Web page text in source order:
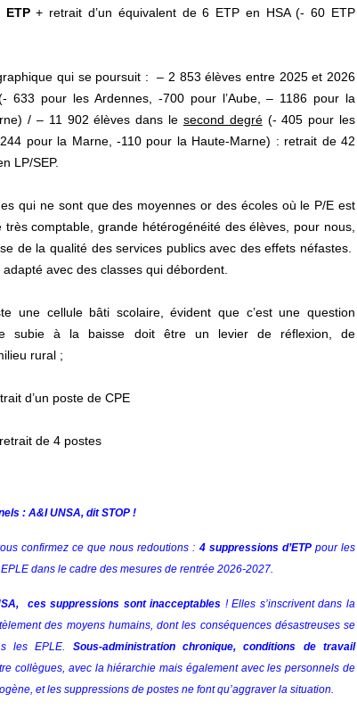
ETP+ retrait d’un équivalent de 6 ETP en HSA (- 60 ETP
qui se poursuit : – 2 853 élèves entre 2025 et 2026
633 pour les Ardennes, -700 pour l’Aube, – 1186 pour la
/ – 11 902 élèves dans le second degré(- 405 pour les
pour la Marne, -110 pour la Haute-Marne) : retrait de 42
LP/SEP.
qui ne sont que des moyennes or des écoles où le P/E est
comptable, grande hétérogénéité des élèves, pour nous,
de la qualité des services publics avec des effets néfastes.
avec des classes qui débordent.
une cellule bâti scolaire, évident que c’est une question
subie à la baisse doit être un levier de réflexion, de
rural ;
d’un poste de CPE
de 4 postes
: A&I UNSA, dit STOP !
confirmez ce que nous redoutions : 4 suppressions d’ETPpour les
dans le cadre des mesures de rentrée 2026-2027.
ces suppressions sont inacceptables ! Elles s’inscrivent dans la
des moyens humains, dont les conséquences désastreuses se
les EPLE. Sous-administration chronique, conditions de travail
collègues, avec la hiérarchie mais également avec les personnels de
et les suppressions de postes ne font qu’aggraver la situation.